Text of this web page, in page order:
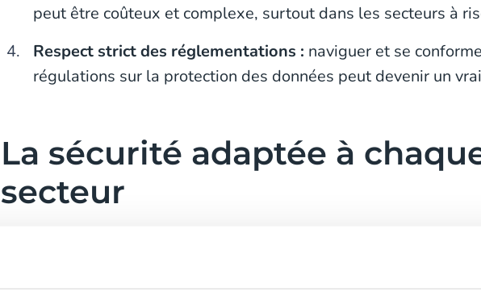
peut être coûteux et complexe, surtout dans les secteurs à
Respect strict des réglementations : naviguer et se
régulations sur la protection des données peut devenir un
La sécurité adaptée à
secteur
financiersdoivent gérer unvolume élevéde vérifications